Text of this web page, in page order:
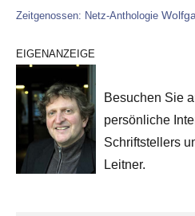
Zeitgenossen: Netz-Anthologie
EIGENANZEIGE
Besuchen Sie
persönliche
Schriftstellers
Leitner.